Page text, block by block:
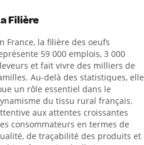
Filière
France, la filière des oeufs
59 000 emplois, 3 000
et fait vivre des milliers de
Au-delà des statistiques, elle
un rôle essentiel dans le
du tissu rural français.
aux attentes croissantes
consommateurs en termes de
de traçabilité des produits et